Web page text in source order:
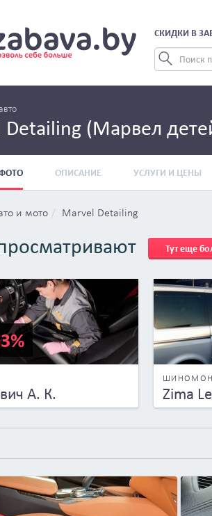
СКИДКИ В
(Марвел
ОПИСАНИЕ УСЛУГИ И ЦЕНЫ
и мото Marvel Detailing
Тут еще
А. К. Zima